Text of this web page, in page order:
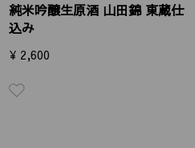
純米吟醸生原酒 山田錦 東蔵仕
込み
¥ 2,600